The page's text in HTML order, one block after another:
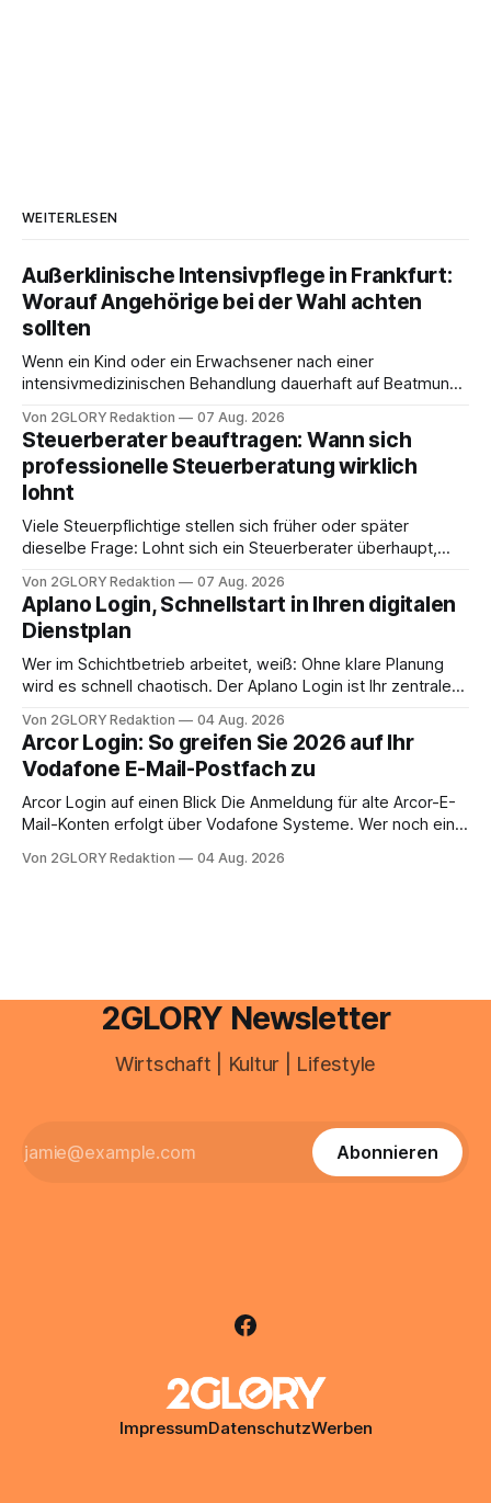
WEITERLESEN
Außerklinische Intensivpflege in Frankfurt:
Worauf Angehörige bei der Wahl achten
sollten
Wenn ein Kind oder ein Erwachsener nach einer
intensivmedizinischen Behandlung dauerhaft auf Beatmung
angewiesen ist, stellt sich für Familien eine schwierige
Frage: Muss die Versorgung dauerhaft in der Klinik bleiben –
oder ist ein Leben zu Hause möglich? Die außerklinische
Intensivpflege bietet genau diese Alternative: Sie
Von 2GLORY Redaktion 07 Aug. 2026
Steuerberater beauftragen: Wann sich
professionelle Steuerberatung wirklich
lohnt
Viele Steuerpflichtige stellen sich früher oder später
dieselbe Frage: Lohnt sich ein Steuerberater überhaupt,
erledigen? Die kurze Antwort: Bei einfachen
Einkommensverhältnissen reicht häufig eine Steuersoftware
aus – sobald jedoch mehrere Einkunftsarten
zusammentreffen oder größere finanzielle Veränderungen
anstehen, zahlt sich professionelle Unterstützung meist
Von 2GLORY Redaktion 07 Aug. 2026
Aplano Login, Schnellstart in Ihren digitalen
Dienstplan
Wer im Schichtbetrieb arbeitet, weiß: Ohne klare Planung
wird es schnell chaotisch. Der Aplano Login ist Ihr zentraler
abwesenheiten und die gesamte kommunikation rund um
Ihr personal digital zu organisieren. In diesem Leitfaden
erfahren Sie alles, was Sie für einen reibungslosen Einstieg
brauchen, von der Registrierung
Von 2GLORY Redaktion 04 Aug. 2026
Arcor Login: So greifen Sie 2026 auf Ihr
Vodafone E-Mail-Postfach zu
Arcor Login auf einen Blick Die Anmeldung für alte Arcor-E-
Mail-Konten erfolgt über Vodafone Systeme. Wer noch eine
besitzt, loggt sich heute über das Vodafone E-Mail & Cloud
Von 2GLORY Redaktion 04 Aug. 2026
2GLORY Newsletter
Wirtschaft | Kultur | Lifestyle
Abonnieren
ImpressumDatenschutzWerben